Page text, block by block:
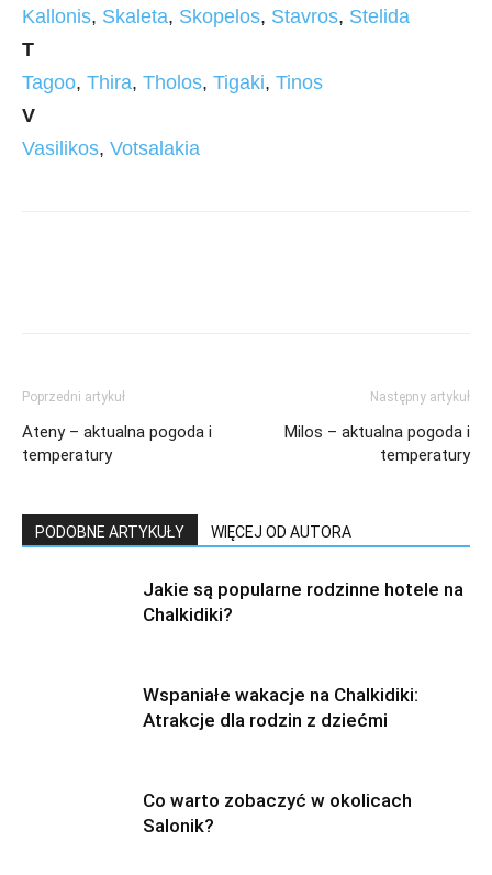
Kallonis, Skaleta, Skopelos, Stavros, Stelida
T
Tagoo, Thira, Tholos, Tigaki, Tinos
V
Vasilikos, Votsalakia
Poprzedni artykuł
Ateny – aktualna pogoda i
temperatury
Następny artykuł
Milos – aktualna pogoda i
temperatury
PODOBNE ARTYKUŁY WIĘCEJ OD AUTORA
Jakie są popularne rodzinne hotele na
Chalkidiki?
Wspaniałe wakacje na Chalkidiki:
Atrakcje dla rodzin z dziećmi
Co warto zobaczyć w okolicach
Salonik?